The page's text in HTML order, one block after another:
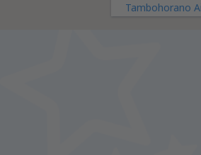
Tambohorano